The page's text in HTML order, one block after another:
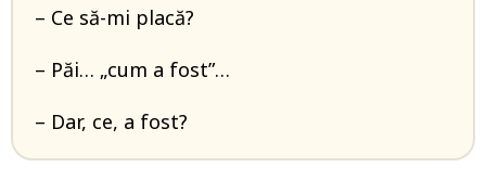
– Ce să-mi placă?
– Păi… „cum a fost”…
– Dar, ce, a fost?